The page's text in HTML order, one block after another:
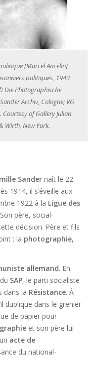
[Marcel Ancelin],
politiques, 1943,
Die Photographische
Archiv, Cologne; VG
Courtesy of Gallery Julian
Wirth, New York.
Sander naît le 22
1914, il s’éveille aux
1922 à la Ligue des
père, social-
décision. Père et fils
: la photographie,
allemand. En
SAP, le parti socialiste
dans la Résistance. À
duplique dans le grenier
de papier pour
et son père lui
acte de
du national-